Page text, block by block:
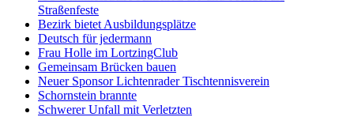
Straßenfeste
Bezirk bietet Ausbildungsplätze
Deutsch für jedermann
Frau Holle im LortzingClub
Gemeinsam Brücken bauen
Neuer Sponsor Lichtenrader Tischtennisverein
Schornstein brannte
Schwerer Unfall mit Verletzten